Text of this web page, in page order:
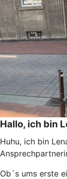
Hallo, ich bin
Huhu, ich bin
Ob´s ums erste